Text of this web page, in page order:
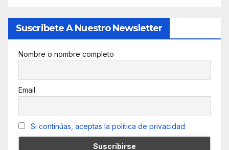
Suscribete A Nuestro Newsletter
Nombre o nombre completo
Email
Si continúas, aceptas la política de privacidad